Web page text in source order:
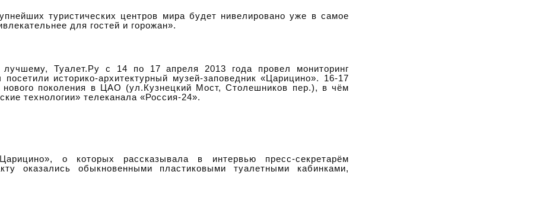
туристических центров мира будет нивелировано уже в самое
для гостей и горожан».
Туалет.Ру с 14 по 17 апреля 2013 года провел мониторинг
историко-архитектурный музей-заповедник «Царицино». 16-17
нового поколения в ЦАО (ул.Кузнецкий Мост, Столешников пер.), в чём
технологии» телеканала «Россия-24».
о которых рассказывала в интервью пресс-секретарём
оказались обыкновенными пластиковыми туалетными кабинками,